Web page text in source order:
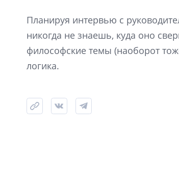
Планируя интервью с
никогда не знаешь, куда оно
философские темы (наоборот
логика.